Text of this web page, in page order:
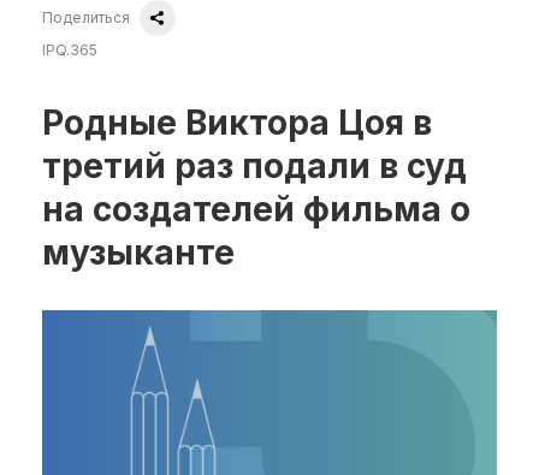
События
IPQ.365
IP Stories
Квиз
О нас
Календарь
Интеллектуальная собственность
и креативные индустрии
Поделиться
IPQ.365
Родные Виктора Цоя в
третий раз подали в суд
на создателей фильма о
музыканте